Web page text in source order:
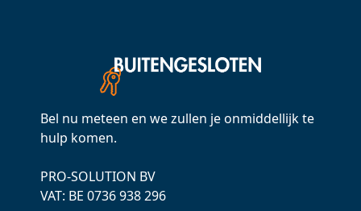
Bel nu meteen en we zullen je onmiddellijk te
hulp komen.
PRO-SOLUTION BV
VAT: ВЕ 0736 938 296